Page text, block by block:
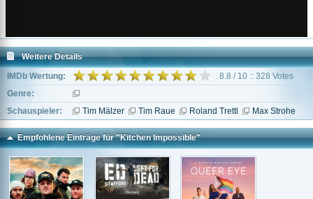
Weitere Details
IMDb Wertung:
8.8 / 10 :: 328 Votes
Genre:
Schauspieler:
Tim Mälzer Tim Raue Roland Trettl Max Strohe
Empfohlene Einträge für "Kitchen Impossible"